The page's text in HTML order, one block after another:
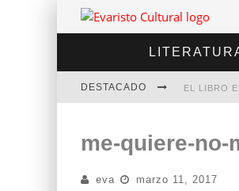
DESTACADO EL LIBRO
DIEGO
me-quiere-no-
eva marzo 11, 2017